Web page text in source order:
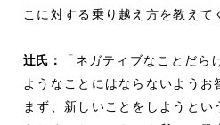
こに対する乗り越え方を教えて
辻氏：
「ネガティブなことだら
ようなことにはならないようお
まず、新しいことをしようとい